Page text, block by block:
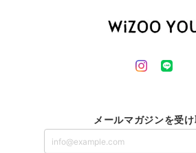
メールマガジンを受け